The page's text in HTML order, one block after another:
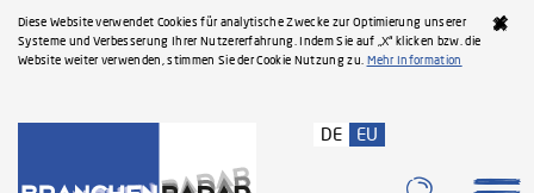
Diese Website verwendet Cookies für analytische Zwecke zur Optimierung unserer
Systeme und Verbesserung Ihrer Nutzererfahrung. Indem Sie auf „X“ klicken bzw. die
Website weiter verwenden, stimmen Sie der Cookie Nutzung zu. Mehr Information
DE EU